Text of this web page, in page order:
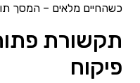
כשהחיים מלאים – המסך
תקשורת
פיקוח